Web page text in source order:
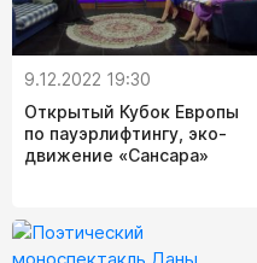
9.12.2022 19:30
Открытый Кубок Европы
по пауэрлифтингу, эко-
движение «Сансара»